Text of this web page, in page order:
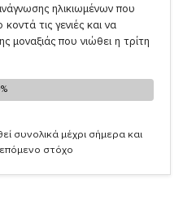
ηλικιωμένων που
τις γενιές και να
μοναξιάς που νιώθει η τρίτη
συνολικά μέχρι σήμερα και
επόμενο στόχο